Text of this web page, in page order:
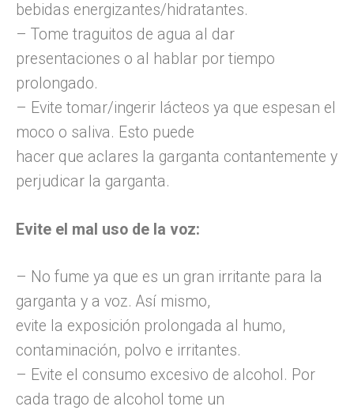
bebidas energizantes/hidratantes.
– Tome traguitos de agua al dar
presentaciones o al hablar por tiempo
prolongado.
– Evite tomar/ingerir lácteos ya que espesan el
moco o saliva. Esto puede
hacer que aclares la garganta contantemente y
perjudicar la garganta.
Evite el mal uso de la voz:
– No fume ya que es un gran irritante para la
garganta y a voz. Así mismo,
evite la exposición prolongada al humo,
contaminación, polvo e irritantes.
– Evite el consumo excesivo de alcohol. Por
cada trago de alcohol tome un